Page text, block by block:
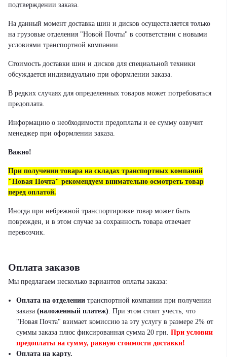
подтверждении заказа.
На данный момент доставка шин и дисков осуществляется только
на грузовые отделения "Новой Почты" в соответствии с новыми
условиями транспортной компании.
Стоимость доставки шин и дисков для специальной техники
обсуждается индивидуально при оформлении заказа.
В редких случаях для определенных товаров может потребоваться
предоплата.
Информацию о необходимости предоплаты и ее сумму озвучит
менеджер при оформлении заказа.
Важно!
При получении товара на складах транспортных компаний
"Новая Почта" рекомендуем внимательно осмотреть товар
перед оплатой.
Иногда при небрежной транспортировке товар может быть
поврежден, и в этом случае за сохранность товара отвечает
перевозчик.
Оплата заказов
Мы предлагаем несколько вариантов оплаты заказа:
Оплата на отделении транспортной компании при получении
заказа (наложенный платеж). При этом стоит учесть, что
"Новая Почта" взимает комиссию за эту услугу в размере 2% от
суммы заказа плюс фиксированная сумма 20 грн. При условии
предоплаты на сумму, равную стоимости доставки!
Оплата на карту.